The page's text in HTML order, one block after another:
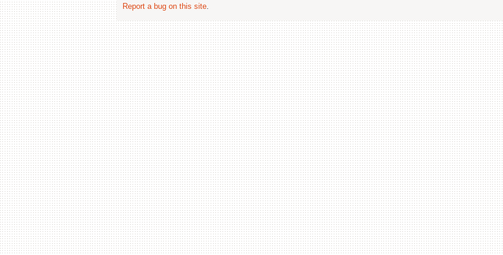
Report a bug on this site.